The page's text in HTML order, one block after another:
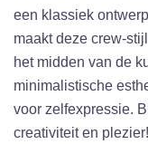
een klassiek
maakt deze crew-
het midden van de
minimalistische
voor zelfexpressie.
creativiteit en